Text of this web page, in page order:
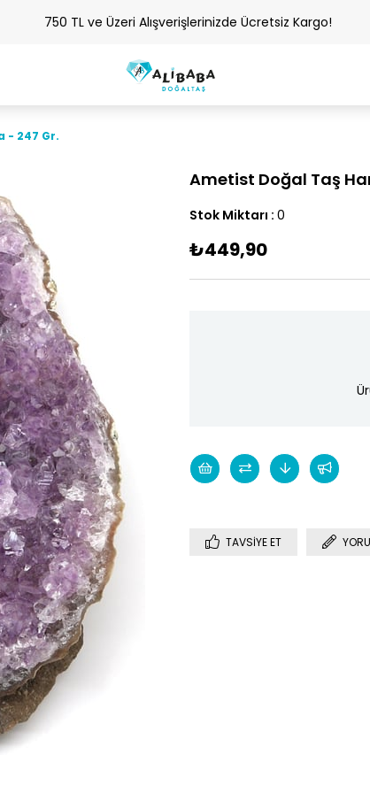
750 TL ve Üzeri Alışverişlerinizde Ücretsiz Kargo!
- 247 Gr.
Ametist Doğal Taş
Stok Miktarı : 0
₺449,90
TAVSIYE ET